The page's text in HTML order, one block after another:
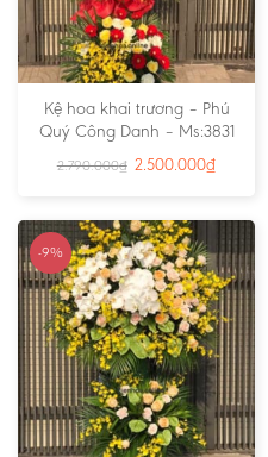
Kệ hoa khai trương – Phú
Quý Công Danh – Ms:3831
2.790.000₫ 2.500.000₫
-9%